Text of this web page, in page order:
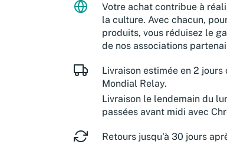
Votre achat contribue à
la culture. Avec chacun,
produits, vous réduisez le
de nos associations
Livraison estimée en 2
Mondial Relay.
Livraison le lendemain du
passées avant midi avec
Retours jusqu'à 30 jours